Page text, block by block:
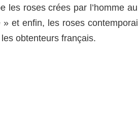
les roses crées par l’homme
et enfin, les roses
obtenteurs français.